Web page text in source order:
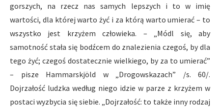
gorszych, na rzecz nas samych lepszych i to w imię
wartości, dla której warto żyć i za którą warto umierać – to
wszystko jest krzyżem człowieka. – „Módl się, aby
samotność stała się bodźcem do znalezienia czegoś, by dla
tego żyć; czegoś dostatecznie wielkiego, by za to umierać”
– pisze Hammarskjöld w „Drogowskazach” /s. 60/.
Dojrzałość ludzka według niego idzie w parze z krzyżem w
postaci wyzbycia się siebie. „Dojrzałość: to także inny rodzaj